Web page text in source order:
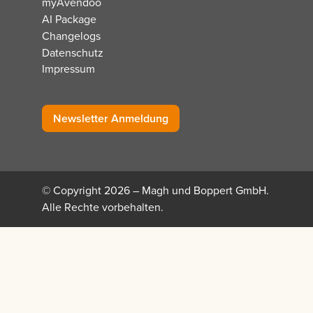
AI Package
Changelogs
Datenschutz
Impressum
Newsletter Anmeldung
© Copyright 2026 – Magh und Boppert GmbH.
Alle Rechte vorbehalten.